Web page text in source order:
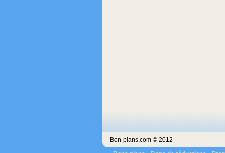
Bon-plans.com © 2012